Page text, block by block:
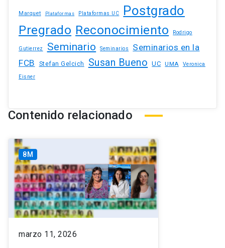
Marquet Plataformas Plataformas UC Postgrado
Pregrado Reconocimiento Rodrigo
Gutierrez Seminario Seminarios
Seminarios en la
FCB
Stefan Gelcich Susan Bueno UC UMA
Veronica
Eisner
Contenido relacionado
8M
marzo 11, 2026